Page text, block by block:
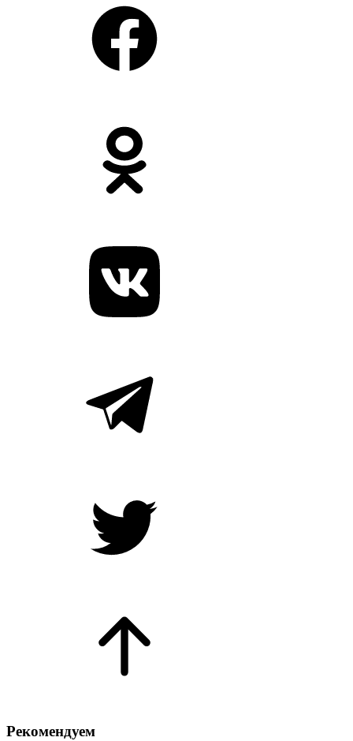
Рекомендуем